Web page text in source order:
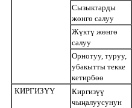
Сызыктарды
жөнгө салуу
Жүктү жөнгө
салуу
Орнотуу, туруу,
убакытты текке
кетирбөө
КИРГИЗҮҮ
Киргизүү
чыңалуусунун